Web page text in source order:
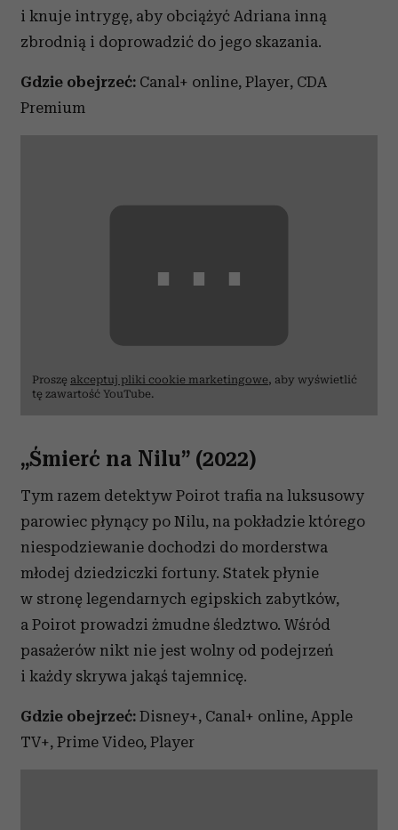
korzystania z ich usług.
i knuje intrygę, aby obciążyć Adriana inną
zbrodnią i doprowadzić do jego skazania.
Gdzie obejrzeć: Canal+ online, Player, CDA
Premium
⋯
Proszę akceptuj pliki cookie marketingowe, aby wyświetlić
tę zawartość YouTube.
„Śmierć na Nilu” (2022)
Tym razem detektyw Poirot trafia na luksusowy
parowiec płynący po Nilu, na pokładzie którego
niespodziewanie dochodzi do morderstwa
młodej dziedziczki fortuny. Statek płynie
w stronę legendarnych egipskich zabytków,
a Poirot prowadzi żmudne śledztwo. Wśród
pasażerów nikt nie jest wolny od podejrzeń
i każdy skrywa jakąś tajemnicę.
Gdzie obejrzeć: Disney+, Canal+ online, Apple
TV+, Prime Video, Player